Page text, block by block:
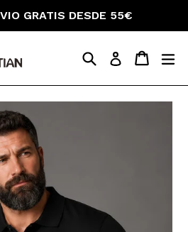
GRATIS DESDE 55€
SearchLog in Cart
Cart